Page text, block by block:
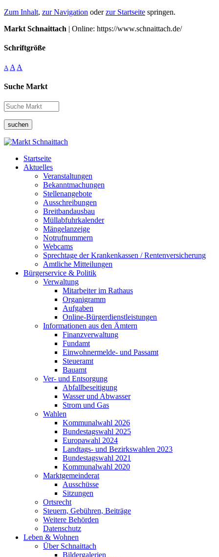
Zum Inhalt, zur Navigation oderzur Startseite springen.
Markt Schnaittach | Online: https://www.schnaittach.de/
Schriftgröße
A A A
Suche Markt
suchen
Startseite
Aktuelles
Veranstaltungen
Bekanntmachungen
Stellenangebote
Ausschreibungen
Breitbandausbau
Müllabfuhrkalender
Mängelanzeige
Notrufnummern
Webcams
Sprechtage der Krankenkassen / Rentenversicherung
Amtliche Mitteilungen
Bürgerservice & Politik
Verwaltung
Mitarbeiter im Rathaus
Organigramm
Aufgaben
Online-Bürgerdienstleistungen
Informationen aus den Ämtern
Finanzverwaltung
Fundamt
Einwohnermelde- und Passamt
Steueramt
Bauamt
Ver- und Entsorgung
Abfallbeseitigung
Wasser und Abwasser
Strom und Gas
Wahlen
Kommunalwahl 2026
Bundestagswahl 2025
Europawahl 2024
Landtags- und Bezirkswahlen 2023
Bundestagswahl 2021
Kommunalwahl 2020
Marktgemeinderat
Ausschüsse
Sitzungen
Ortsrecht
Steuern, Gebühren, Beiträge
Weitere Behörden
Datenschutz
Leben & Wohnen
Über Schnaittach
Bildergalerien